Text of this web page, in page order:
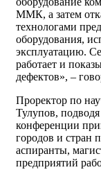
ММК, а затем
технологами
оборудования,
эксплуатацию.
работает и
дефектов», –
Проректор по
Тулупов,
конференции
городов и стран
аспиранты,
предприятий